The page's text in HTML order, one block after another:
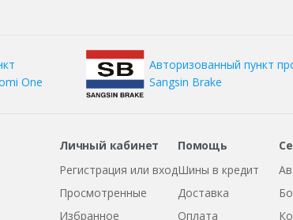
One
Авторизованный пункт
Sangsin Brake
Личный кабинет
Регистрация или вход
Просмотренные
Избранное
Помощь
Шины в кредит
Доставка
Оплата